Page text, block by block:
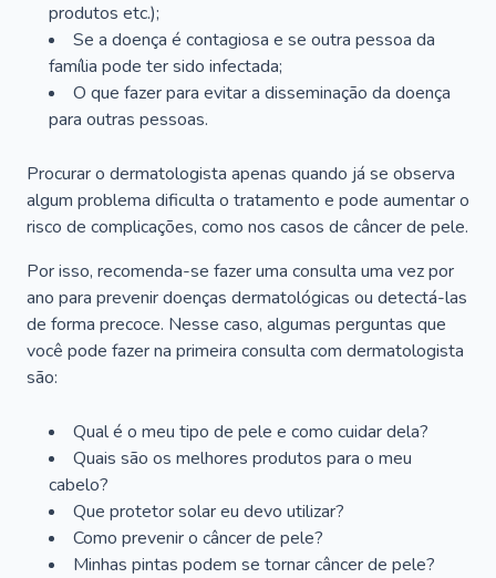
produtos etc.);
Se a doença é contagiosa e se outra pessoa da
família pode ter sido infectada;
O que fazer para evitar a disseminação da doença
para outras pessoas.
Procurar o dermatologista apenas quando já se observa
algum problema dificulta o tratamento e pode aumentar o
risco de complicações, como nos casos de câncer de pele.
Por isso, recomenda-se fazer uma consulta uma vez por
ano para prevenir doenças dermatológicas ou detectá-las
de forma precoce. Nesse caso, algumas perguntas que
você pode fazer na primeira consulta com dermatologista
são:
Qual é o meu tipo de pele e como cuidar dela?
Quais são os melhores produtos para o meu
cabelo?
Que protetor solar eu devo utilizar?
Como prevenir o câncer de pele?
Minhas pintas podem se tornar câncer de pele?